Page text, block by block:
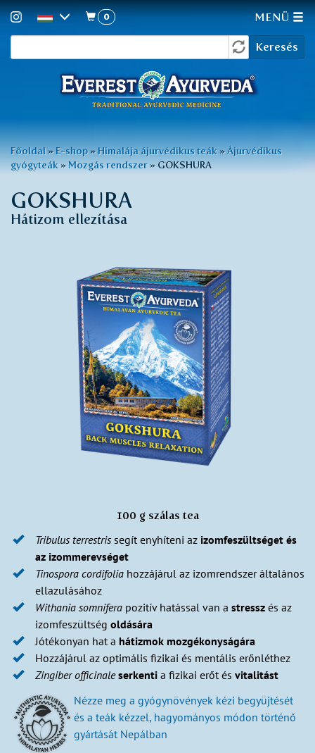
űrlap
Keresés
0 MENÜ
Jelenlegi
hely
Főoldal » E-shop »Himalája ájurvédikus teák » Ájurvédikus
gyógyteák » Mozgás rendszer » GOKSHURA
GOKSHURA
Hátizom ellezítása
100 g szálas tea
Tribulus terrestris segít enyhíteni az izomfeszültséget és
az izommerevséget
Tinospora cordifolia hozzájárul az izomrendszer általános
ellazulásához
Withania somnifera pozitív hatással van a stressz és az
izomfeszültség oldására
Jótékonyan hat a hátizmok mozgékonyságára
Hozzájárul az optimális fizikai és mentális erőnléthez
Zingiber officinale serkenti a fizikai erőt és vitalitást
Nézze meg a gyógynövények kézi begyüjtését
és a teák kézzel, hagyományos módon történő
gyártását Nepálban